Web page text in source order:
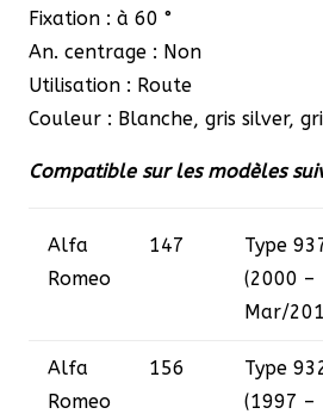
Fixation : à 60 °
An. centrage : Non
Utilisation : Route
Couleur : Blanche, gris silver,
Compatible sur les modèles
Alfa
Romeo
147
Type
(2000 –
Mar/
Alfa
Romeo
156
Type
(1997 –